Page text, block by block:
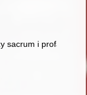
nad historią filmu
sacrum i profanum :